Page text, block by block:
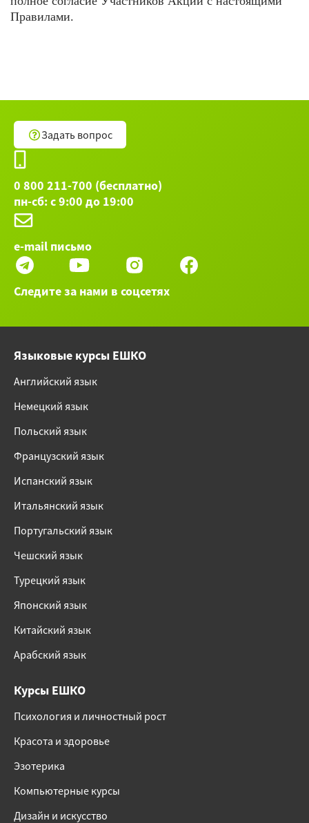
Правилами.
Задать вопрос
0 800 211-700 (бесплатно)
пн-сб: с 9:00 до 19:00
e-mail письмо
Следите за нами в соцсетях
Языковые курсы ЕШКО
Английский язык
Немецкий язык
Польский язык
Французский язык
Испанский язык
Итальянский язык
Португальский язык
Чешский язык
Турецкий язык
Японский язык
Китайский язык
Арабский язык
Курсы ЕШКО
Психология и личностный рост
Красота и здоровье
Эзотерика
Компьютерные курсы
Дизайн и искусство